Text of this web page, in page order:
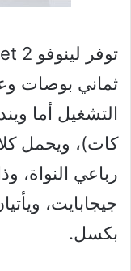
ثماني بوصات
بكسل.